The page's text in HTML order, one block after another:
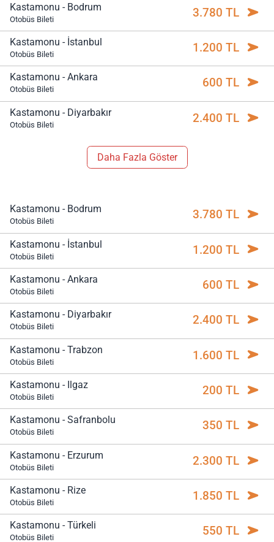
Kastamonu - Bodrum
Otobüs Bileti 3.780 TL
Kastamonu - İstanbul
Otobüs Bileti 1.200 TL
Kastamonu - Ankara
Otobüs Bileti 600 TL
Kastamonu - Diyarbakır
Otobüs Bileti 2.400 TL
Daha Fazla Göster
Kastamonu - Bodrum
Otobüs Bileti 3.780 TL
Kastamonu - İstanbul
Otobüs Bileti 1.200 TL
Kastamonu - Ankara
Otobüs Bileti 600 TL
Kastamonu - Diyarbakır
Otobüs Bileti 2.400 TL
Kastamonu - Trabzon
Otobüs Bileti 1.600 TL
Kastamonu - Ilgaz
Otobüs Bileti 200 TL
Kastamonu - Safranbolu
Otobüs Bileti 350 TL
Kastamonu - Erzurum
Otobüs Bileti 2.300 TL
Kastamonu - Rize
Otobüs Bileti 1.850 TL
Kastamonu - Türkeli
Otobüs Bileti 550 TL